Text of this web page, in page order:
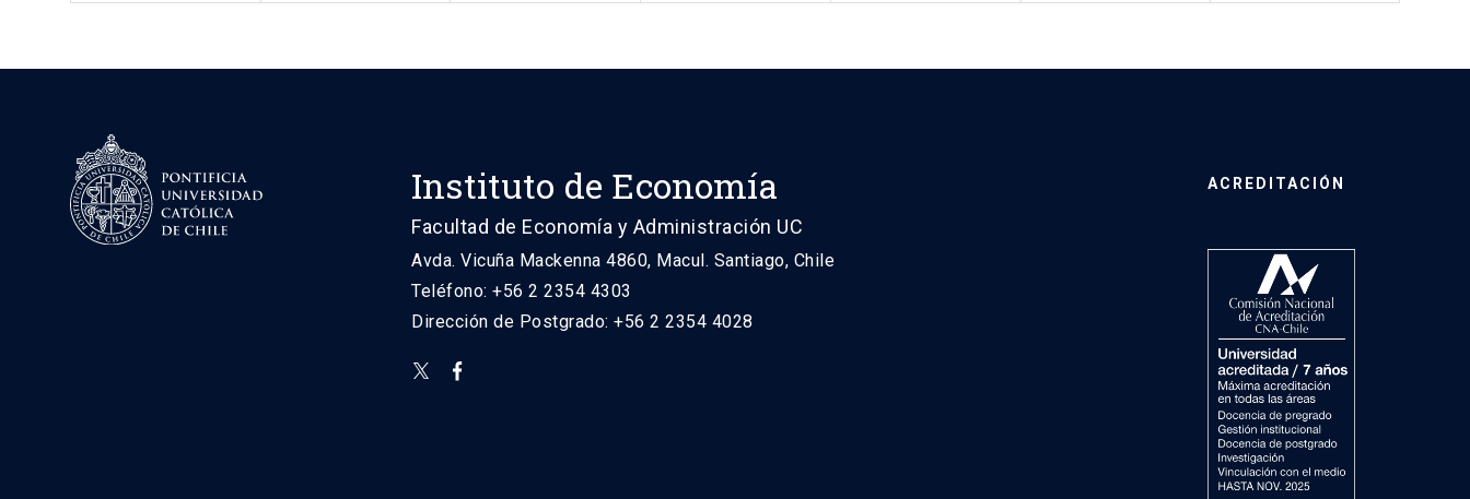
Instituto de Economía
Facultad de Economía y Administración UC
Avda. Vicuña Mackenna 4860, Macul. Santiago, Chile
Teléfono: +56 2 2354 4303
Dirección de Postgrado: +56 2 2354 4028
ACREDITACIÓN